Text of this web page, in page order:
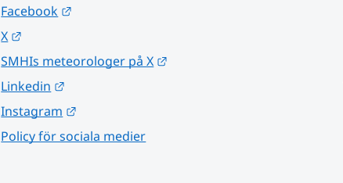
Facebook
X
SMHIs meteorologer på X
Linkedin
Instagram
Policy för sociala medier